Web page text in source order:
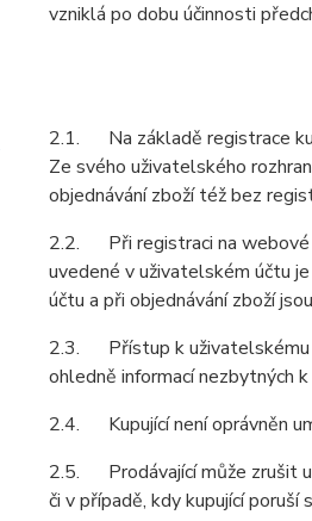
vzniklá po dobu účinnosti
2.1. Na základě registrace
Ze svého uživatelského
objednávání zboží též bez
2.2. Při registraci na webové
uvedené v uživatelském účtu
účtu a při objednávání zboží
2.3. Přístup k uživatelskému
ohledně informací nezbytných
2.4. Kupující není oprávněn
2.5. Prodávající může zrušit
či v případě, kdy kupující